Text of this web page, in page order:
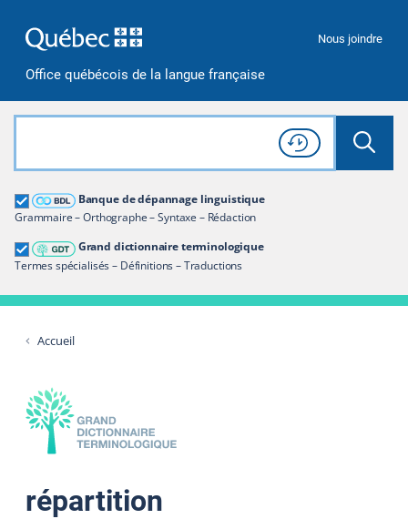
Office québécois de la langue française
Nous joindre
Rechercher dans tout le site
Lancer
Consulter l'
Historique
de recherche
Banque de dépannage linguistique
Grammaire – Orthographe – Syntaxe – Rédaction
Grand dictionnaire terminologique
Termes spécialisés – Définitions – Traductions
Grand dictionnaire terminologique
Restreindre aux termes
Accueil
répartition